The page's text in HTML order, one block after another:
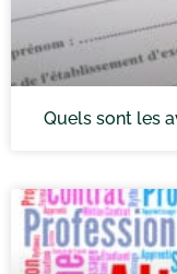
Quels sont les